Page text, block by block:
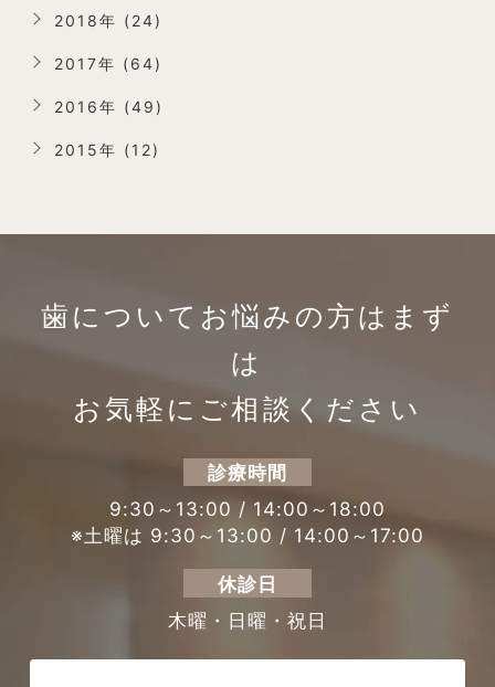
2018年 (24)
2017年 (64)
2016年 (49)
2015年 (12)
歯についてお悩みの方は まず
は
お気軽にご相談ください
診療時間
9:30～13:00 / 14:00～18:00
※土曜は 9:30～13:00 / 14:00～17:00
休診日
木曜・日曜・祝日